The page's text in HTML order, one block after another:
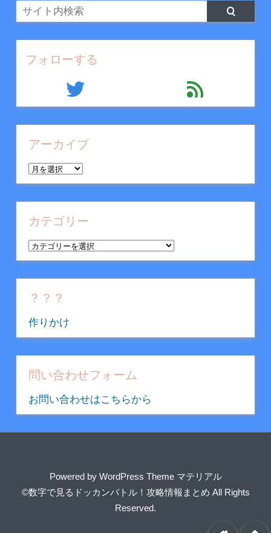
フォローする
twitter feed
アーカイブ
ア
ー
カ
イ
カテゴリー
カ
テ
ゴ
リ
？？？
作りかけ
問い合わせフォーム
お問い合わせはこちらから
Powered by WordPress Theme マテリアル
©数字で見るドッカンバトル！攻略情報まとめ All Rights
Reserved.